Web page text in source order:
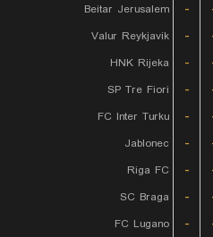
Beitar Jerusalem
-
Valur Reykjavik
-
HNK Rijeka
-
SP Tre Fiori
-
FC Inter Turku
-
Jablonec
-
Riga FC
-
SC Braga
-
FC Lugano
-